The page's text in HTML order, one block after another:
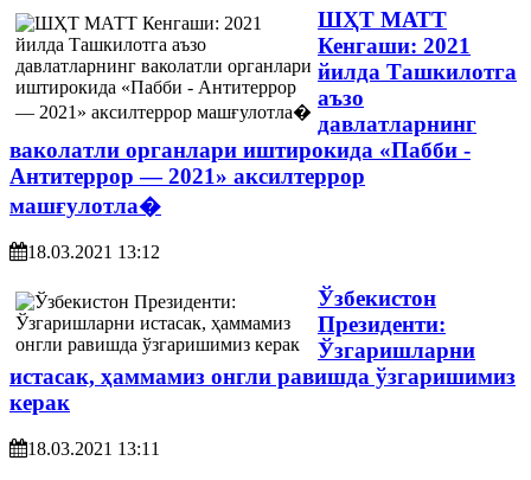
ШҲТ МАТТ
Кенгаши: 2021
йилда Ташкилотга
аъзо
давлатларнинг
ваколатли органлари иштирокида «Пабби -
Антитеррор — 2021» аксилтеррор
машғулотла�
18.03.2021 13:12
Ўзбекистон
Президенти:
Ўзгаришларни
истасак, ҳаммамиз онгли равишда ўзгаришимиз
керак
18.03.2021 13:11